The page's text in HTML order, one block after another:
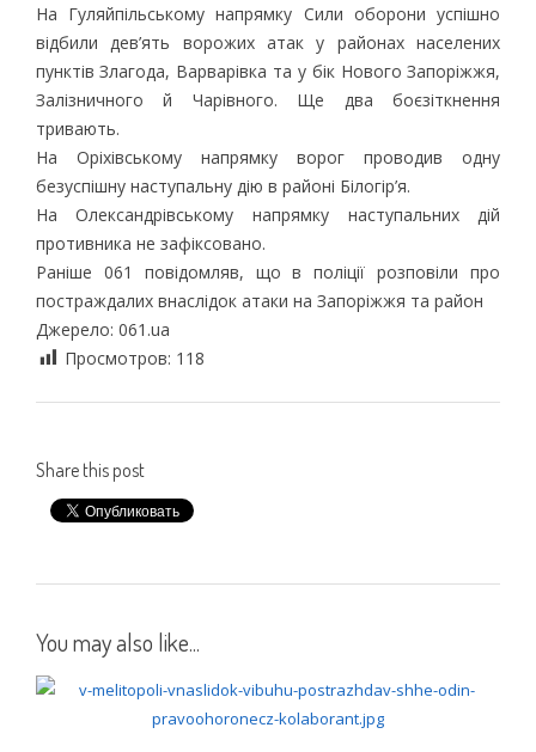
На Гуляйпільському напрямку Сили оборони успішно
відбили дев’ять ворожих атак у районах населених
пунктів Злагода, Варварівка та у бік Нового Запоріжжя,
Залізничного й Чарівного. Ще два боєзіткнення
тривають.
На Оріхівському напрямку ворог проводив одну
безуспішну наступальну дію в районі Білогір’я.
На Олександрівському напрямку наступальних дій
противника не зафіксовано.
Раніше 061 повідомляв, що в поліції розповіли про
постраждалих внаслідок атаки на Запоріжжя та район
Джерело: 061.ua
Просмотров: 118
Share this post
You may also like...